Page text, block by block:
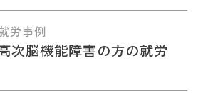
労事例
次脳機能障害の方の就労